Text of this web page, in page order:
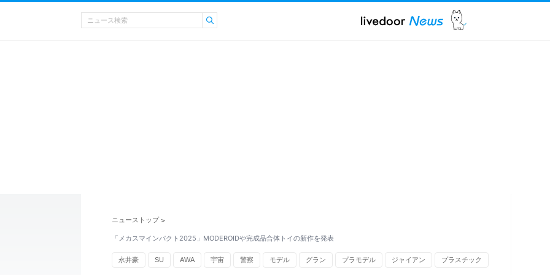
ニューストップ >
「メカスマインパクト2025」MODEROIDや完成品合体トイの新作を発表
永井豪 SU AWA 宇宙 警察 モデル グラン プラモデル ジャイアン プラスチック